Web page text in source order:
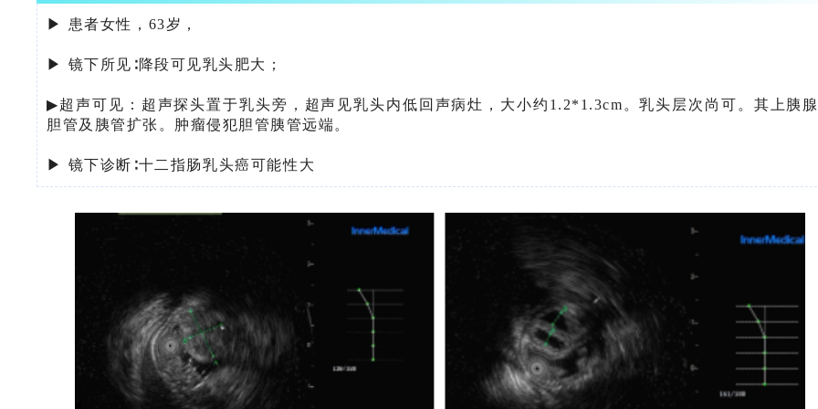
▶ 患者女性，63岁，
▶ 镜下所见∶降段可见乳头肥大；
▶超声可见：超声探头置于乳头旁，超声见乳头内低回声病灶，大小约1.2*1.3cm。乳头层次尚可。其上胰
胆管及胰管扩张。肿瘤侵犯胆管胰管远端。
▶ 镜下诊断∶十二指肠乳头癌可能性大